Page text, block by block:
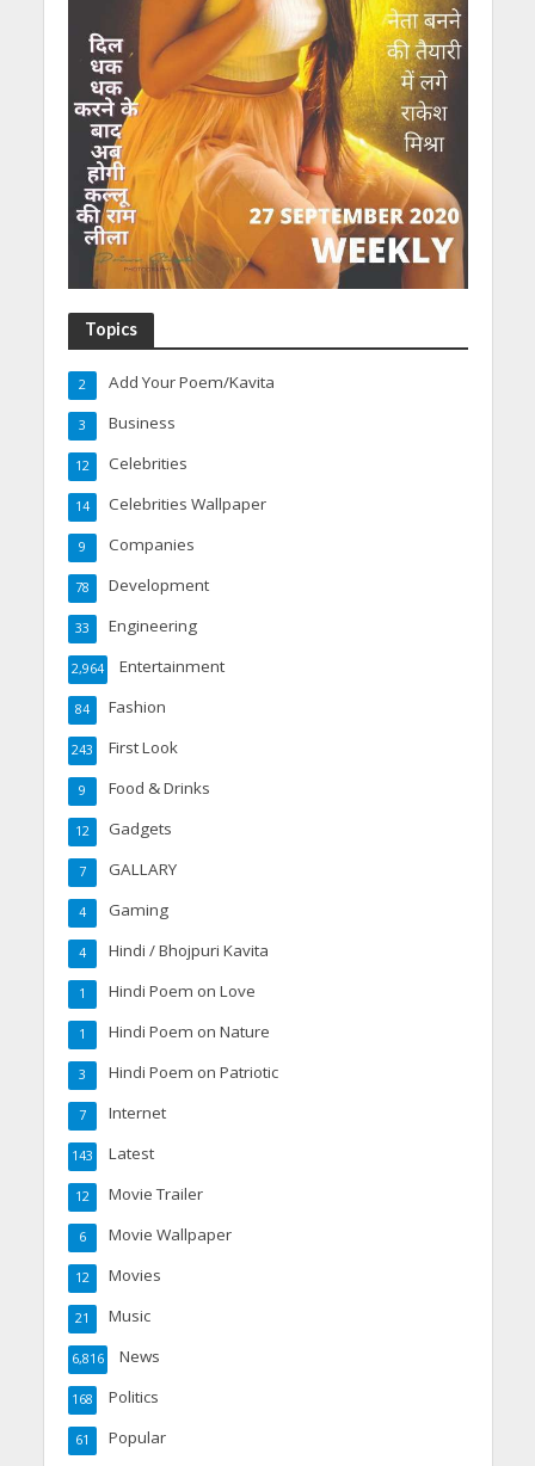
Topics
Add Your Poem/Kavita
2
Business
3
Celebrities
12
Celebrities Wallpaper
14
Companies
9
Development
78
Engineering
33
Entertainment
2,964
Fashion
84
First Look
243
Food & Drinks
9
Gadgets
12
GALLARY
7
Gaming
4
Hindi / Bhojpuri Kavita
4
Hindi Poem on Love
1
Hindi Poem on Nature
1
Hindi Poem on Patriotic
3
Internet
7
Latest
143
Movie Trailer
12
Movie Wallpaper
6
Movies
12
Music
21
News
6,816
Politics
168
Popular
61